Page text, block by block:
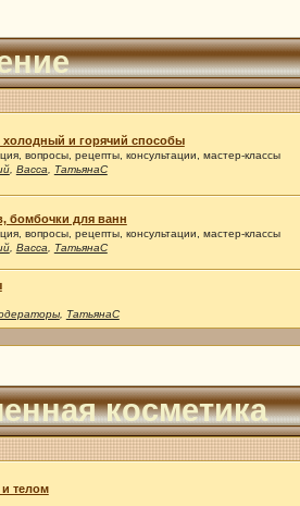
и горячий способы
вопросы, рецепты, консультации, мастер-классы
, Васса ТатьянаС
бомбочки для ванн
вопросы, рецепты, консультации, мастер-классы
, Васса ТатьянаС
, ТатьянаС
косметика
телом